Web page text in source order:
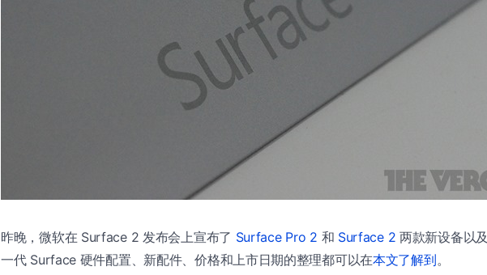
昨晚，微软在 Surface 2 发布会上宣布了 Surface Pro 2 和 Surface 2 两款新设备以及
一代 Surface 硬件配置、新配件、价格和上市日期的整理都可以在本文了解到。